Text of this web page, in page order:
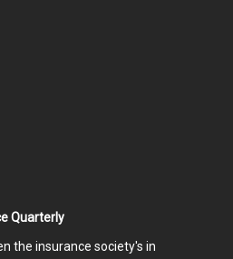
Quarterly
the insurance society's in